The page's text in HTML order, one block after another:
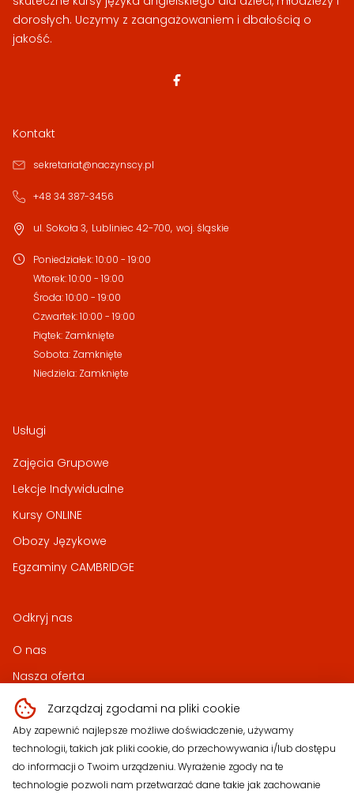
Zarządzaj zgodami na pliki cookie
Aby zapewnić najlepsze możliwe doświadczenie, używamy
technologii, takich jak pliki cookie, do przechowywania i/lub dostępu
do informacji o Twoim urządzeniu. Wyrażenie zgody na te
technologie pozwoli nam przetwarzać dane takie jak zachowanie
dorosłych. Uczymy z zaangażowaniem i dbałością o
jakość.
Kontakt
sekretariat@naczynscy.pl
+48 34 387-3456
ul. Sokoła 3, Lubliniec 42-700, woj. śląskie
Poniedziałek:10:00 - 19:00
Wtorek:10:00 - 19:00
Środa:10:00 - 19:00
Czwartek:10:00 - 19:00
Piątek: Zamknięte
Sobota: Zamknięte
Niedziela: Zamknięte
Usługi
Zajęcia Grupowe
Lekcje Indywidualne
Kursy ONLINE
Obozy Językowe
Egzaminy CAMBRIDGE
Odkryj nas
O nas
Nasza oferta
Produkty
Ciekawostki
Kontakt